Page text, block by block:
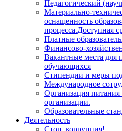
Педагогический
Материально-
оснащенность
процесса.Доступная
Платные
Финансово-
Вакантные места для
обучающихся
Стипендии и меры
Международное
Организация питания
организации.
Образовательные
Деятельность
Стоп, коррупция!